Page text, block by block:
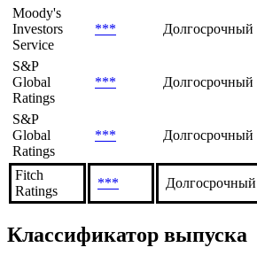
Moody's
Investors
Service
***
S&P
Global
Ratings
***
S&P
Global
Ratings
***
Fitch
Ratings
***
Классификатор выпуска